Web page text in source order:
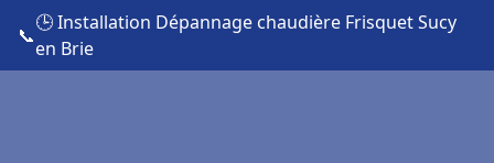
📞
🕒 Installation Dépannage chaudière Frisquet Sucy
en Brie